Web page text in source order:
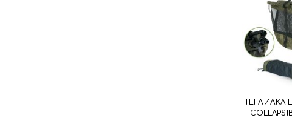
ТЕГЛИЛКА